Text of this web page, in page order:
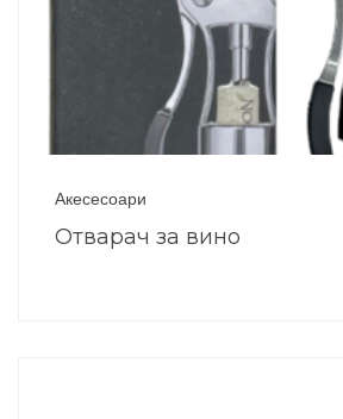
Акесесоари
Отварач за вино